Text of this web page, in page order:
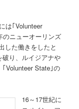
は｢Volunteer
のニューオーリンズ
した働きをしたと
り、ルイジアナや
Volunteer State｣の
16～17世紀に